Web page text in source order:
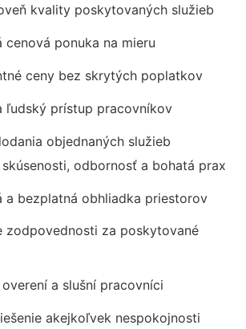
kvality poskytovaných služieb
cenová ponuka na mieru
ceny bez skrytých poplatkov
ľudský prístup pracovníkov
objednaných služieb
odbornosť a bohatá prax
a bezplatná obhliadka priestorov
zodpovednosti za poskytované
a slušní pracovníci
akejkoľvek nespokojnosti